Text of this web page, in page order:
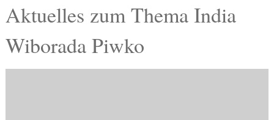
Gesundheit
Kultur
Aktuelles zum Thema India
Wiborada Piwko